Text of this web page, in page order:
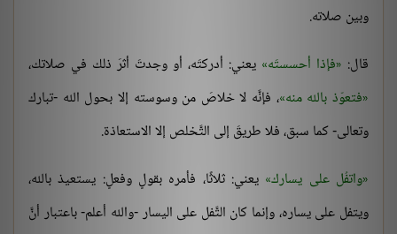
وبين صلاته.
قال: فإذا أحسستَه يعني: أدركتَه، أو وجدتَ أثرَ ذلك في صلاتك،
فتعوّذ بالله منه ، فإنَّه لا خلاصَ من وسوسته إلا بحول الله -تبارك
وتعالى- كما سبق، فلا طريقَ إلى التَّخلص إلا الاستعاذة.
واتفُل على يسارك يعني: ثلاثًا، فأمره بقولٍ وفعلٍ: يستعيذ بالله،
ويتفل على يساره، وإنما كان التَّفل على اليسار -والله أعلم- باعتبار أنَّ